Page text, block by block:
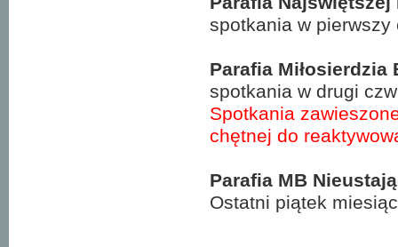
spotkania w
Parafia
spotkania w drugi
Spotkania
chętnej do
Parafia MB
Ostatni piątek